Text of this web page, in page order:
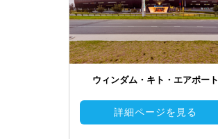
ウィンダム・キト・エアポート
詳細ページを見る